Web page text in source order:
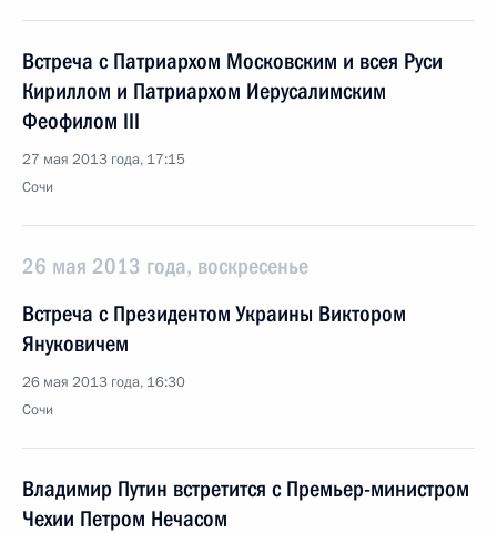
Встреча с Патриархом Московским и всея Руси
Кириллом и Патриархом Иерусалимским
Феофилом III
27 мая 2013 года, 17:15
Сочи
26 мая 2013 года, воскресенье
Встреча с Президентом Украины Виктором
Януковичем
26 мая 2013 года, 16:30
Сочи
Владимир Путин встретится с Премьер-министром
Чехии Петром Нечасом